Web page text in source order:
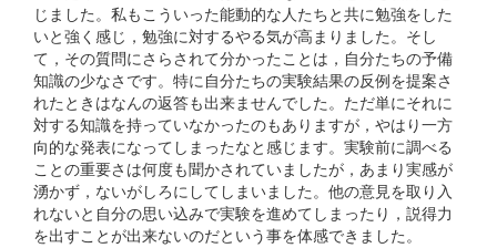
じました。私もこういった能動的な人たちと共に勉強をした
いと強く感じ，勉強に対するやる気が高まりました。そし
て，その質問にさらされて分かったことは，自分たちの予備
知識の少なさです。特に自分たちの実験結果の反例を提案さ
れたときはなんの返答も出来ませんでした。ただ単にそれに
対する知識を持っていなかったのもありますが，やはり一方
向的な発表になってしまったなと感じます。実験前に調べる
ことの重要さは何度も聞かされていましたが，あまり実感が
湧かず，ないがしろにしてしまいました。他の意見を取り入
れないと自分の思い込みで実験を進めてしまったり，説得力
を出すことが出来ないのだという事を体感できました。